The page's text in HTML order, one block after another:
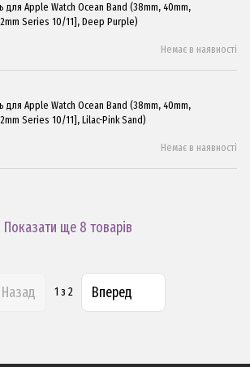
для Apple Watch Ocean Band (38mm, 40mm,
Series 10/11], Deep Purple)
Немає в наявності
для Apple Watch Ocean Band (38mm, 40mm,
Series 10/11], Lilac-Pink Sand)
Немає в наявності
Показати ще 8 товарів
Назад 1 з 2 Вперед